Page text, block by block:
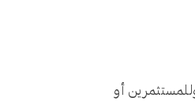
أو